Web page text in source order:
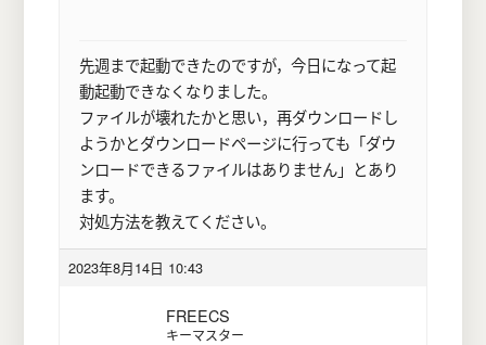
先週まで起動できたのですが，今日になって起
動起動できなくなりました。
ファイルが壊れたかと思い，再ダウンロードし
ようかとダウンロードページに行っても「ダウ
ンロードできるファイルはありません」とあり
ます。
対処方法を教えてください。
2023年8月14日 10:43
FREECS
キーマスター